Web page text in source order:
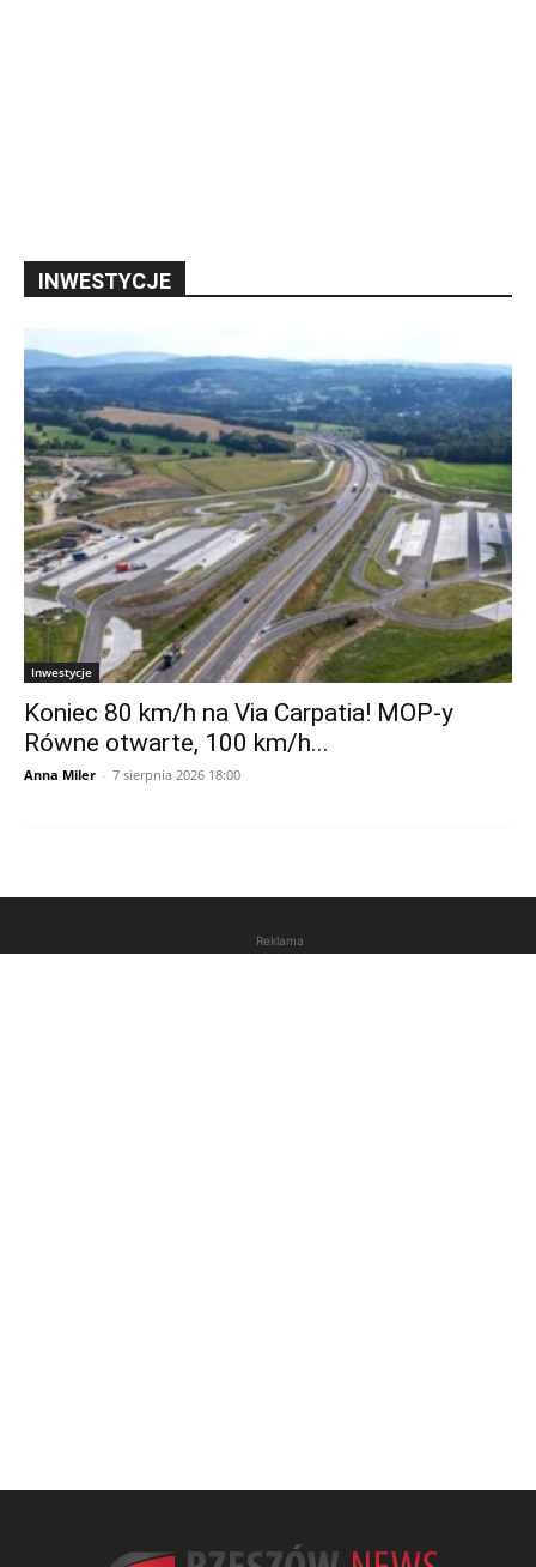
INWESTYCJE
Inwestycje
Koniec 80 km/h na Via Carpatia! MOP-y
Równe otwarte, 100 km/h...
Anna Miler - 7 sierpnia 2026 18:00
Reklama